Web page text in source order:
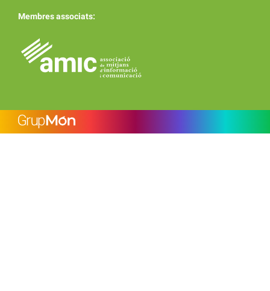
Membres associats: